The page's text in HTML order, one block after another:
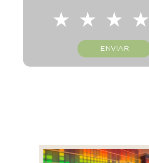
★
★
★
★
ENVIAR